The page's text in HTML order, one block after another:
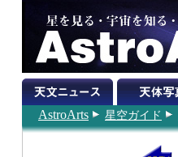
AstroArts 星空ガイド